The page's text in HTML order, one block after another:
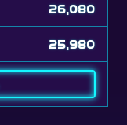
26,080
25,980